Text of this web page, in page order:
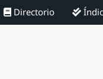
Directorio